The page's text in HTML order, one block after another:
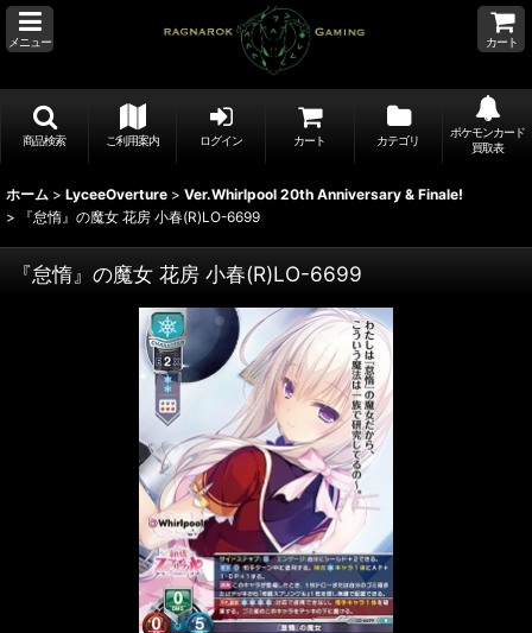
メニュー カート
商品検索 ご利用案内 ログイン カート カテゴリ
ポケモンカード
買取表
ホーム > LyceeOverture > Ver.Whirlpool 20th Anniversary & Finale!
>
『怠惰』の魔女 花房 小春(R)LO-6699
『怠惰』の魔女 花房 小春(R)LO-6699